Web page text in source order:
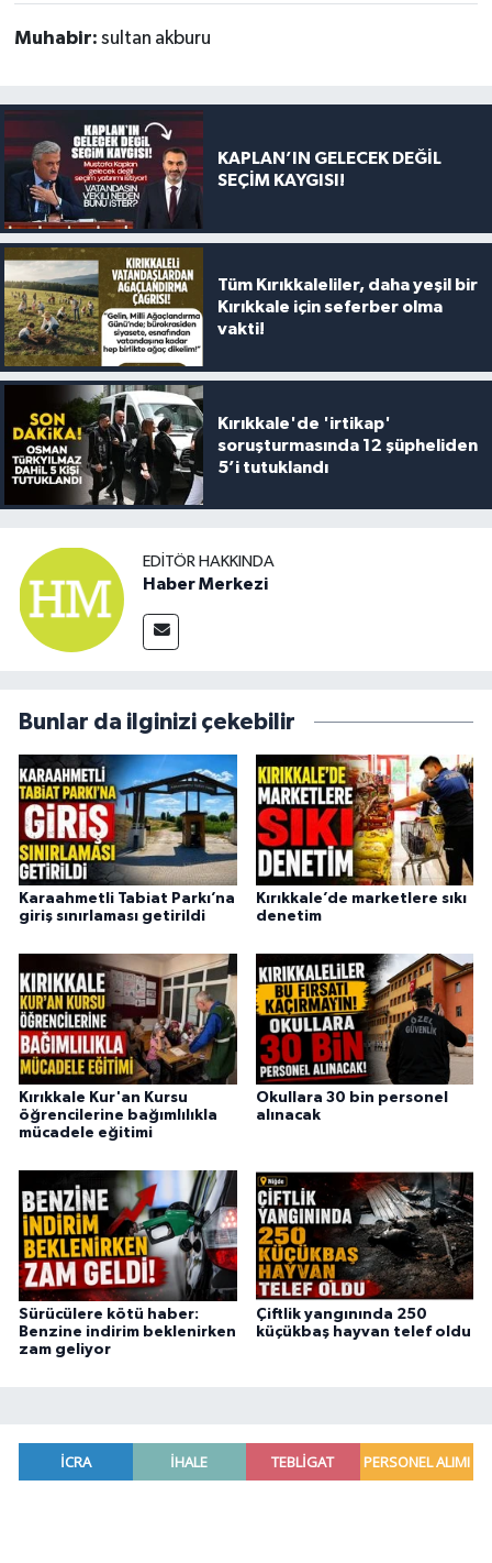
Muhabir: sultan akburu
KAPLAN’IN GELECEK DEĞİL
SEÇİM KAYGISI!
Tüm Kırıkkaleliler, daha yeşil bir
Kırıkkale için seferber olma
vakti!
Kırıkkale'de 'irtikap'
soruşturmasında 12 şüpheliden
5’i tutuklandı
EDITÖR HAKKINDA
Haber Merkezi
Bunlar da ilginizi çekebilir
Karaahmetli Tabiat Parkı’na
giriş sınırlaması getirildi
Kırıkkale’de marketlere sıkı
denetim
Kırıkkale Kur'an Kursu
öğrencilerine bağımlılıkla
mücadele eğitimi
Okullara 30 bin personel
alınacak
Sürücülere kötü haber:
Benzine indirim beklenirken
zam geliyor
Çiftlik yangınında 250
küçükbaş hayvan telef oldu